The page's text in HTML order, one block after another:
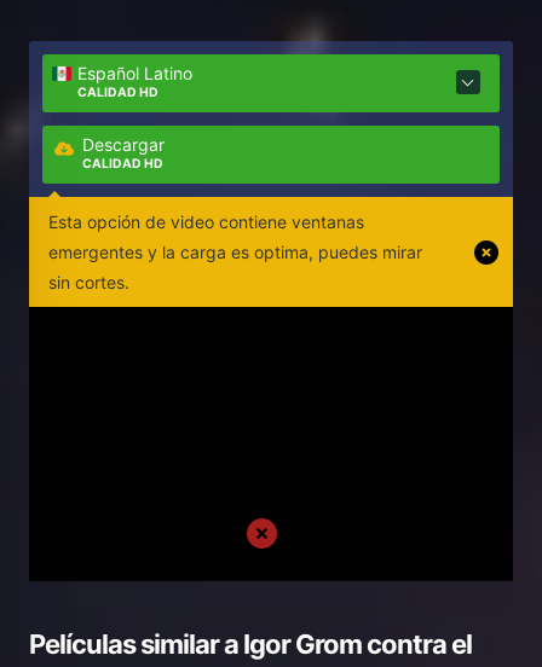
Español Latino
CALIDAD HD
Descargar
CALIDAD HD
Esta opción de video contiene ventanas
emergentes y la carga es optima, puedes mirar
sin cortes.
Películas similar aIgor Grom contra el